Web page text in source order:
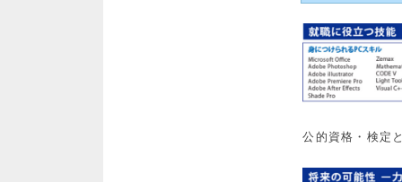
公的資格・検定